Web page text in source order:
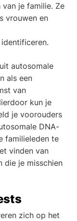
je familie. Ze
vrouwen en
autosomale
als een
van
kun je
je voorouders
DNA-
familieleden te
vinden van
die je misschien
zich op het